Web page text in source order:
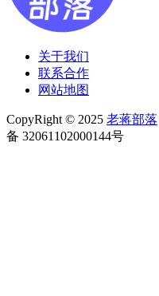
关于我们
联系合作
网站地图
CopyRight © 2025 老蒋部落
备 32061102000144号